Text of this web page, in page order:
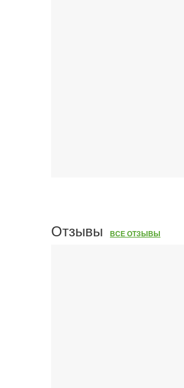
Отзывы ВСЕ ОТЗЫВЫ